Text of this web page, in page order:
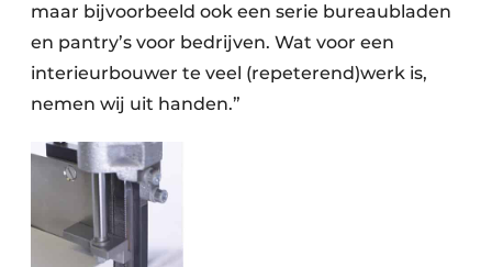
maar bijvoorbeeld ook een serie bureaubladen
en pantry’s voor bedrijven. Wat voor een
interieurbouwer te veel (repeterend)werk is,
nemen wij uit handen.”